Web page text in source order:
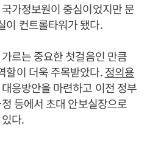
가정보원이 중심이었지만 문
이 컨트롤타워가 됐다.
르는 중요한 첫걸음인 만큼
할이 더욱 주목받았다.정의용
응방안을 마련하고 이전 정부
등에서 초대 안보실장으로
다.